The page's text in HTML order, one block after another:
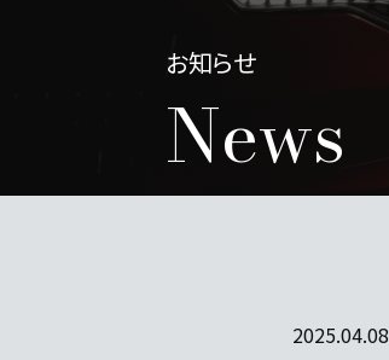
お知らせ
News
2025.04.08